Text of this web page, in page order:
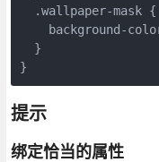
  .wallpaper-mask {
background-
  }
}
提示
绑定恰当的属性